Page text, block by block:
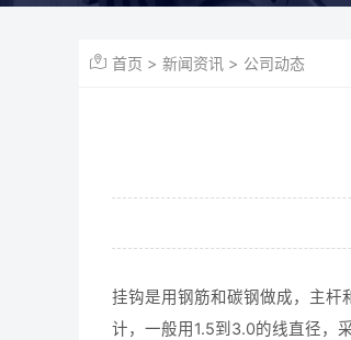
首页 > 新闻资讯 > 公司动态
挂钩是用钢筋和碳钢做成，主杆
计，一般用1.5到3.0的线直径，